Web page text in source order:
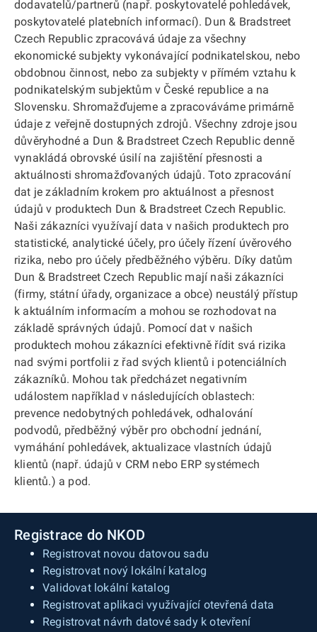
dodavatelů/partnerů (např. poskytovatelé pohledávek,
poskytovatelé platebních informací). Dun & Bradstreet
Czech Republic zpracovává údaje za všechny
ekonomické subjekty vykonávající podnikatelskou, nebo
obdobnou činnost, nebo za subjekty v přímém vztahu k
podnikatelským subjektům v České republice a na
Slovensku. Shromažďujeme a zpracováváme primárně
údaje z veřejně dostupných zdrojů. Všechny zdroje jsou
důvěryhodné a Dun & Bradstreet Czech Republic denně
vynakládá obrovské úsilí na zajištění přesnosti a
aktuálnosti shromažďovaných údajů. Toto zpracování
dat je základním krokem pro aktuálnost a přesnost
údajů v produktech Dun & Bradstreet Czech Republic.
Naši zákazníci využívají data v našich produktech pro
statistické, analytické účely, pro účely řízení úvěrového
rizika, nebo pro účely předběžného výběru. Díky datům
Dun & Bradstreet Czech Republic mají naši zákazníci
(firmy, státní úřady, organizace a obce) neustálý přístup
k aktuálním informacím a mohou se rozhodovat na
základě správných údajů. Pomocí dat v našich
produktech mohou zákazníci efektivně řídit svá rizika
nad svými portfolii z řad svých klientů i potenciálních
zákazníků. Mohou tak předcházet negativním
událostem například v následujících oblastech:
prevence nedobytných pohledávek, odhalování
podvodů, předběžný výběr pro obchodní jednání,
vymáhání pohledávek, aktualizace vlastních údajů
klientů (např. údajů v CRM nebo ERP systémech
klientů.) a pod.
Registrace do NKOD
Registrovat novou datovou sadu
Registrovat nový lokální katalog
Validovat lokální katalog
Registrovat aplikaci využívající otevřená data
Registrovat návrh datové sady k otevření